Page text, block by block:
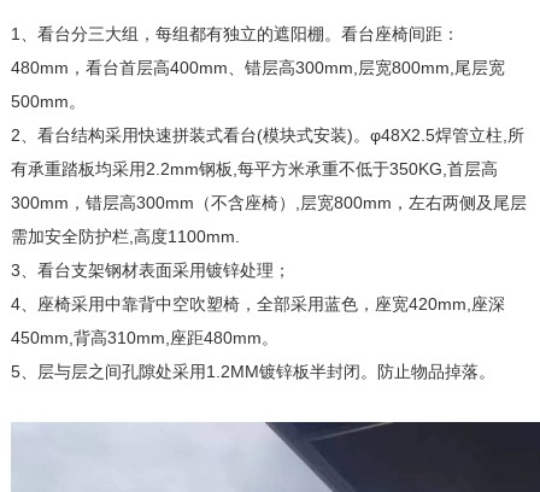
1、看台分三大组，每组都有独立的遮阳棚。看台座椅间距：
480mm，看台首层高400mm、错层高300mm,层宽800mm,尾层宽
500mm。
2、看台结构采用快速拼装式看台(模块式安装)。φ48X2.5焊管立柱,所
有承重踏板均采用2.2mm钢板,每平方米承重不低于350KG,首层高
300mm，错层高300mm（不含座椅）,层宽800mm，左右两侧及尾层
需加安全防护栏,高度1100mm.
3、看台支架钢材表面采用镀锌处理；
4、座椅采用中靠背中空吹塑椅，全部采用蓝色，座宽420mm,座深
450mm,背高310mm,座距480mm。
5、层与层之间孔隙处采用1.2MM镀锌板半封闭。防止物品掉落。